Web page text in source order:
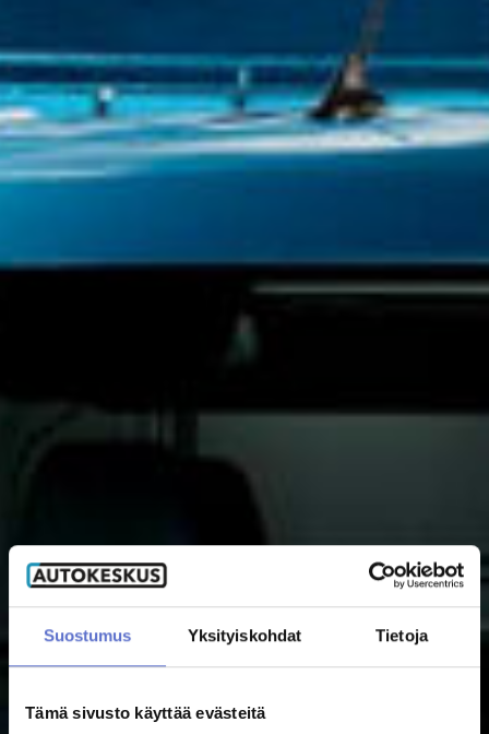
Suostumus Yksityiskohdat Tietoja
Tämä sivusto käyttää evästeitä